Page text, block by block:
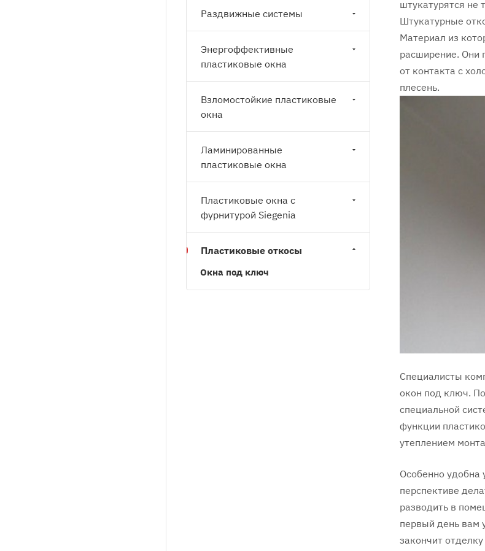
штукатурятся не
Штукатурные
Материал из
расширение. Они
от контакта с
плесень.
Специалисты
окон под ключ.
специальной
функции
утеплением
Особенно удобна
перспективе
разводить в
первый день вам
закончит
Раздвижные системы
Энергоффективные
пластиковые окна
Взломостойкие пластиковые
окна
Ламинированные
пластиковые окна
Пластиковые окна с
фурнитурой Siegenia
Пластиковые откосы
Окна под ключ